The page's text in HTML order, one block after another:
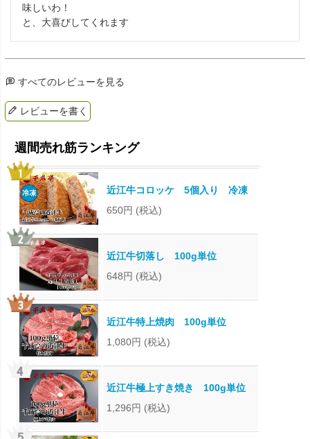
味しいわ！
と、大喜びしてくれます
すべてのレビューを見る
レビューを書く
近江牛コロッケ 5個入り 冷凍
650円 (税込)
近江牛切落し 100g単位
648円 (税込)
近江牛特上焼肉 100g単位
1,080円 (税込)
近江牛極上すき焼き 100g単位
1,296円 (税込)